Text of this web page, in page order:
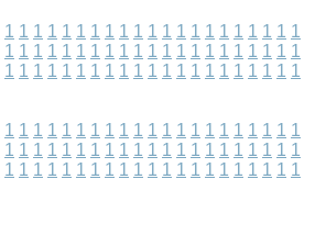
1 1 1 1 1 1 1 1 1 1 1 1 1 1 1 1 1 1 1 1 1
1 1 1 1 1 1 1 1 1 1 1 1 1 1 1 1 1 1 1 1 1
1 1 1 1 1 1 1 1 1 1 1 1 1 1 1 1 1 1 1 1 1
1 1 1 1 1 1 1 1 1 1 1 1 1 1 1 1 1 1 1 1 1
1 1 1 1 1 1 1 1 1 1 1 1 1 1 1 1 1 1 1 1 1
1 1 1 1 1 1 1 1 1 1 1 1 1 1 1 1 1 1 1 1 1